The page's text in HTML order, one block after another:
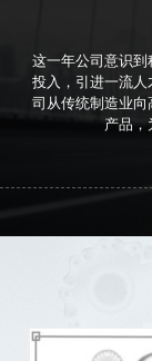
这一年公司意识
投入，引进一流
司从传统制造业
产品，